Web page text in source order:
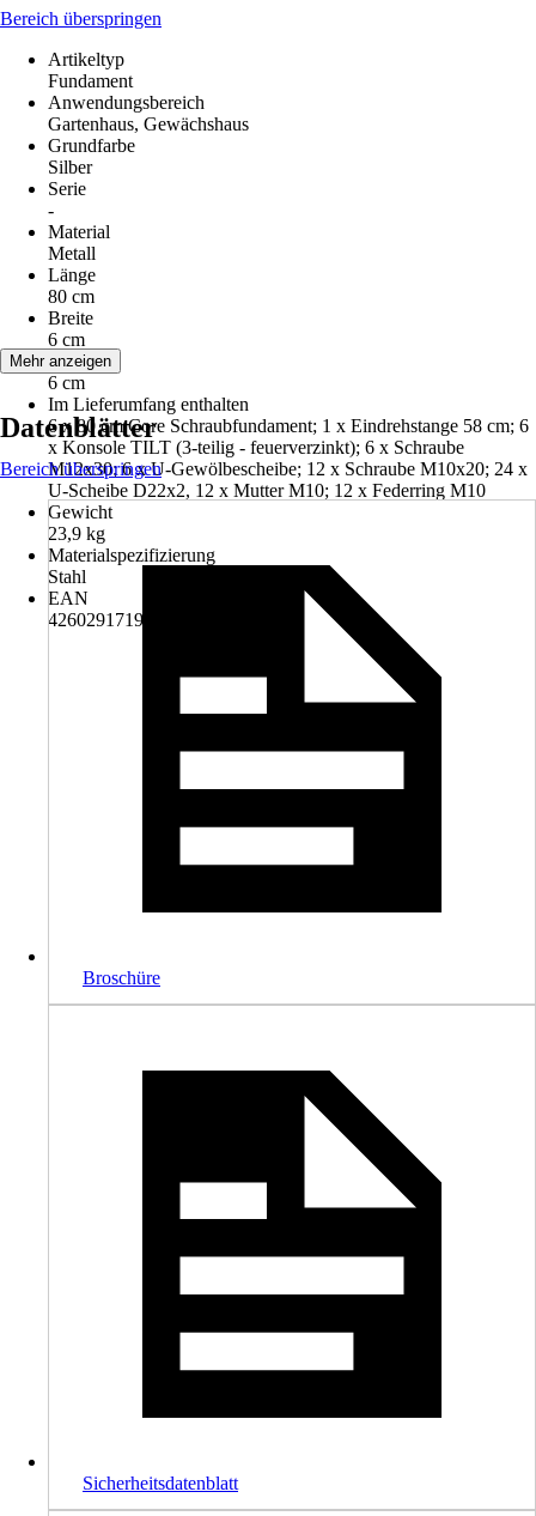
Bereich überspringen
Artikeltyp
Fundament
Anwendungsbereich
Gartenhaus, Gewächshaus
Grundfarbe
Silber
Serie
-
Material
Metall
Länge
80 cm
Breite
6 cm
Höhe
6 cm
Im Lieferumfang enthalten
6 x 80 cm Core Schraubfundament; 1 x Eindrehstange 58 cm; 6
x Konsole TILT (3-teilig - feuerverzinkt); 6 x Schraube
M12x30; 6 x U-Gewölbescheibe; 12 x Schraube M10x20; 24 x
U-Scheibe D22x2, 12 x Mutter M10; 12 x Federring M10
Gewicht
23,9 kg
Materialspezifizierung
Stahl
EAN
4260291719647
Mehr anzeigen
Datenblätter
Bereich überspringen
Broschüre
Sicherheitsdatenblatt